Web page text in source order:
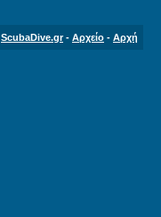
ScubaDive.gr- Αρχείο - Αρχή